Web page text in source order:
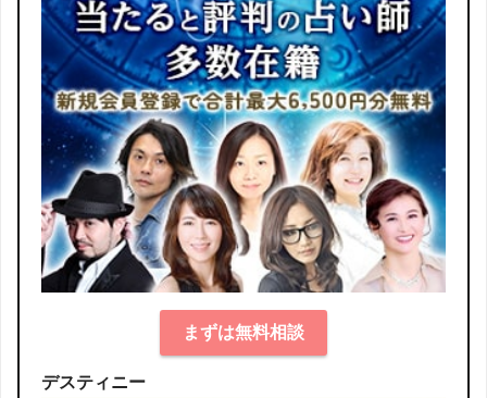
まずは無料相談
デスティニー